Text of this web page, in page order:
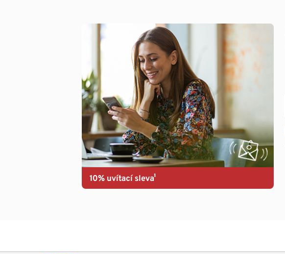
10% uvítací sleva¹